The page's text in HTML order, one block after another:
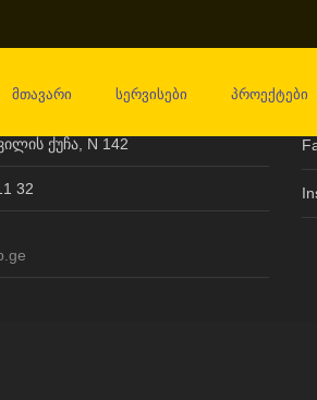
მთავარი სერვისები პროექტები
ქუჩა, N 142
32